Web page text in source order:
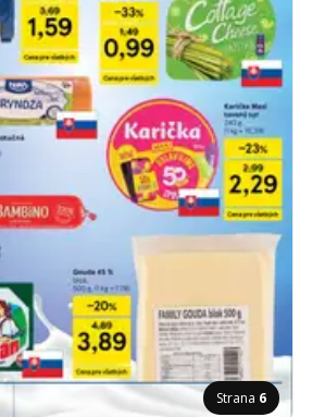
Strana 6